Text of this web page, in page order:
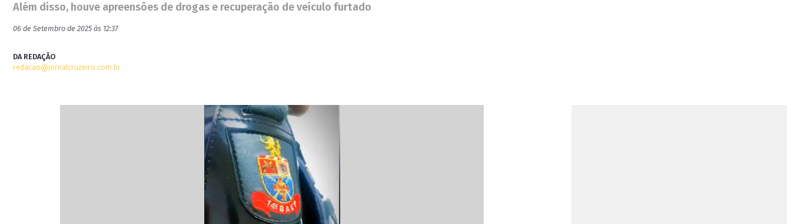
Além disso, houve apreensões de drogas e recuperação de veículo furtado
06 de Setembro de 2025 às 12:37
DA REDAÇÃO
redacao@jornalcruzeiro.com.br